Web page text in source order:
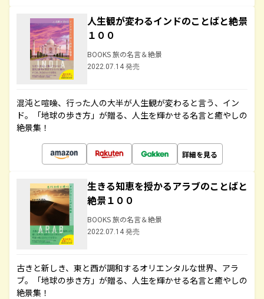
人生観が変わるインドのことばと絶景
１００
BOOKS 旅の名言＆絶景
2022.07.14 発売
混沌と喧噪、行った人の大半が人生観が変わると言う、イン
ド。「地球の歩き方」が贈る、人生を輝かせる名言と癒やしの
絶景集！
詳細を見る
生きる知恵を授かるアラブのことばと
絶景１００
BOOKS 旅の名言＆絶景
2022.07.14 発売
古きと新しき、東と西が調和するオリエンタルな世界、アラ
ブ。「地球の歩き方」が贈る、人生を輝かせる名言と癒やしの
絶景集！